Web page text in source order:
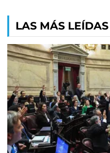
LAS MÁS LEÍDAS